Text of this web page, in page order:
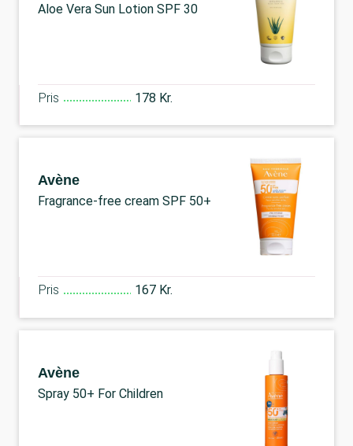
Aloe Vera Sun Lotion SPF 30
Pris 178 Kr.
Avène
Fragrance-free cream SPF 50+
Pris 167 Kr.
Avène
Spray 50+ For Children